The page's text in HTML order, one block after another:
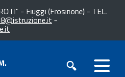
- Fiuggi (Frosinone) - TEL.
-